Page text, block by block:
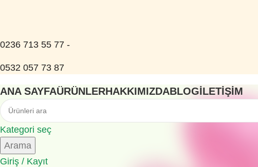
0236 713 55 77 -
0532 057 73 87
ANA SAYFAÜRÜNLERHAKKIMIZDABLOGİLETIŞIM
Kategori seç
Arama
Giriş / Kayıt